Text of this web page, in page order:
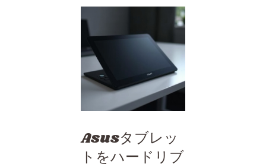
Asusタブレッ
トをハードリブ